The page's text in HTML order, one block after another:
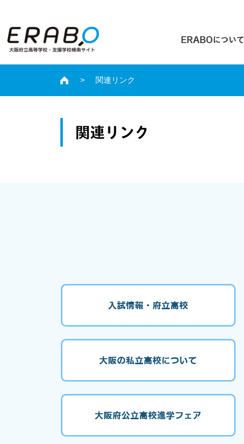
ERABOについて
関連リンク
関連リンク
入試情報・府立高校
大阪の私立高校について
大阪府公立高校進学フェア